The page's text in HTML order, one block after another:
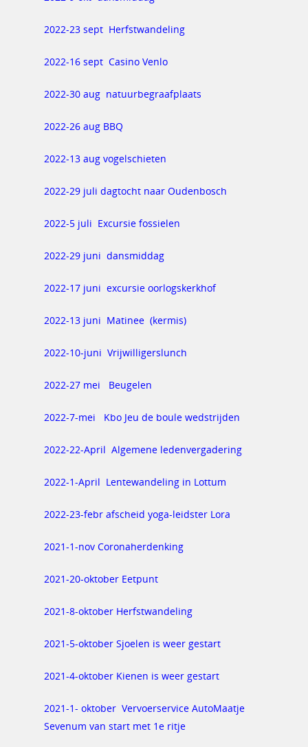
2022-23 sept Herfstwandeling
2022-16 sept Casino Venlo
2022-30 aug natuurbegraafplaats
2022-26 aug BBQ
2022-13 aug vogelschieten
2022-29 juli dagtocht naar Oudenbosch
2022-5 juli Excursie fossielen
2022-29 juni dansmiddag
2022-17 juni excursie oorlogskerkhof
2022-13 juni Matinee (kermis)
2022-10-juni Vrijwilligerslunch
2022-27 mei Beugelen
2022-7-mei Kbo Jeu de boule wedstrijden
2022-22-April Algemene ledenvergadering
2022-1-April Lentewandeling in Lottum
2022-23-febr afscheid yoga-leidster Lora
2021-1-nov Coronaherdenking
2021-20-oktober Eetpunt
2021-8-oktober Herfstwandeling
2021-5-oktober Sjoelen is weer gestart
2021-4-oktober Kienen is weer gestart
2021-1- oktober Vervoerservice AutoMaatje
Sevenum van start met 1e ritje